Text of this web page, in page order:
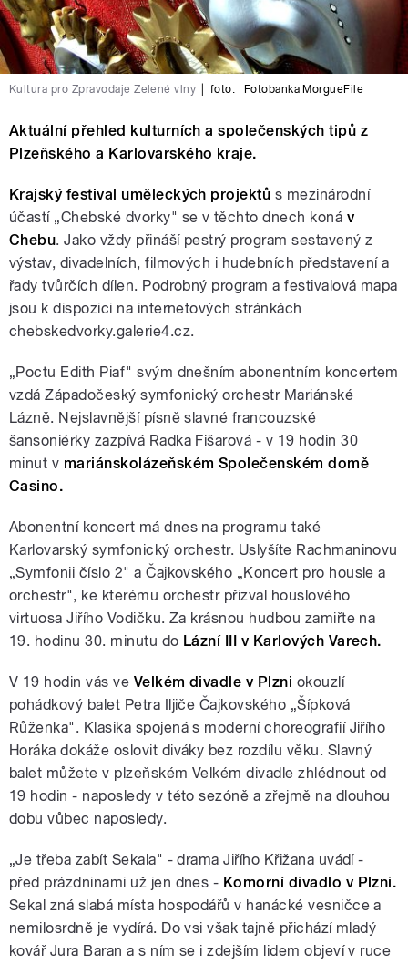
Kultura pro Zpravodaje Zelené vlny foto: Fotobanka MorgueFile
Aktuální přehled kulturních a společenských tipů z
Plzeňského a Karlovarského kraje.
Krajský festival uměleckých projektů s mezinárodní
účastí „Chebské dvorky" se v těchto dnech koná v
Chebu. Jako vždy přináší pestrý program sestavený z
výstav, divadelních, filmových i hudebních představení a
řady tvůrčích dílen. Podrobný program a festivalová mapa
jsou k dispozici na internetových stránkách
chebskedvorky.galerie4.cz.
„Poctu Edith Piaf" svým dnešním abonentním koncertem
vzdá Západočeský symfonický orchestr Mariánské
Lázně. Nejslavnější písně slavné francouzské
šansoniérky zazpívá Radka Fišarová - v 19 hodin 30
minut v mariánskolázeňském Společenském domě
Casino.
Abonentní koncert má dnes na programu také
Karlovarský symfonický orchestr. Uslyšíte Rachmaninovu
„Symfonii číslo 2" a Čajkovského „Koncert pro housle a
orchestr", ke kterému orchestr přizval houslového
virtuosa Jiřího Vodičku. Za krásnou hudbou zamiřte na
19. hodinu 30. minutu do Lázní III v Karlových Varech.
V 19 hodin vás ve Velkém divadle v Plzni okouzlí
pohádkový balet Petra Iljiče Čajkovského „Šípková
Růženka". Klasika spojená s moderní choreografií Jiřího
Horáka dokáže oslovit diváky bez rozdílu věku. Slavný
balet můžete v plzeňském Velkém divadle zhlédnout od
19 hodin - naposledy v této sezóně a zřejmě na dlouhou
dobu vůbec naposledy.
„Je třeba zabít Sekala" - drama Jiřího Křižana uvádí -
před prázdninami už jen dnes - Komorní divadlo v Plzni.
Sekal zná slabá místa hospodářů v hanácké vesničce a
nemilosrdně je vydírá. Do vsi však tajně přichází mladý
kovář Jura Baran a s ním se i zdejším lidem objeví v ruce